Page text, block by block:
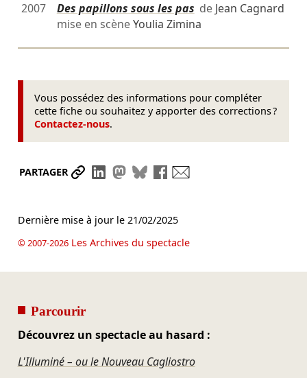
2007
Des papillons sous les pas de Jean Cagnard
mise en scèneYoulia Zimina
Vous possédez des informations pour compléter
cette fiche ou souhaitez y apporter des corrections ?
Contactez-nous.
PARTAGER Partager le lien
Partager sur LinkedIn
Partager sur Mastodon
Partager sur Bluesky
Partager sur Facebook
Dernière mise à jour le 21/02/2025
© 2007-2026Les Archives du spectacle
Parcourir
Découvrez un spectacle au hasard :
L'Illuminé – ou le Nouveau Cagliostro